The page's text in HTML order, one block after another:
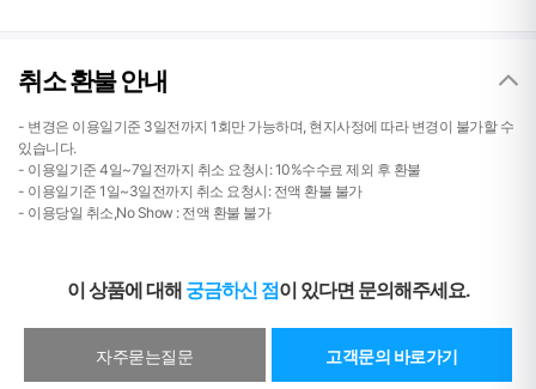
취소 환불 안내
- 변경은 이용일기준 3일전까지 1회만 가능하며, 현지사정에 따라 변경이 불가할 수
있습니다.
- 이용일기준 4일~7일전까지 취소 요청시: 10%수수료 제외 후 환불
- 이용일기준 1일~3일전까지 취소 요청시: 전액 환불 불가
- 이용당일 취소,No Show : 전액 환불 불가
이 상품에 대해 궁금하신 점이 있다면 문의해주세요.
자주묻는질문 고객문의 바로가기